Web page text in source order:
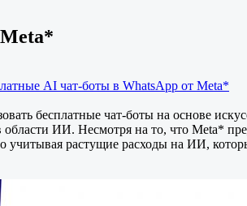
AI чат-боты в WhatsApp от Meta*
бесплатные чат-боты на основе
ИИ. Несмотря на то, что Meta*
учитывая растущие расходы на ИИ,